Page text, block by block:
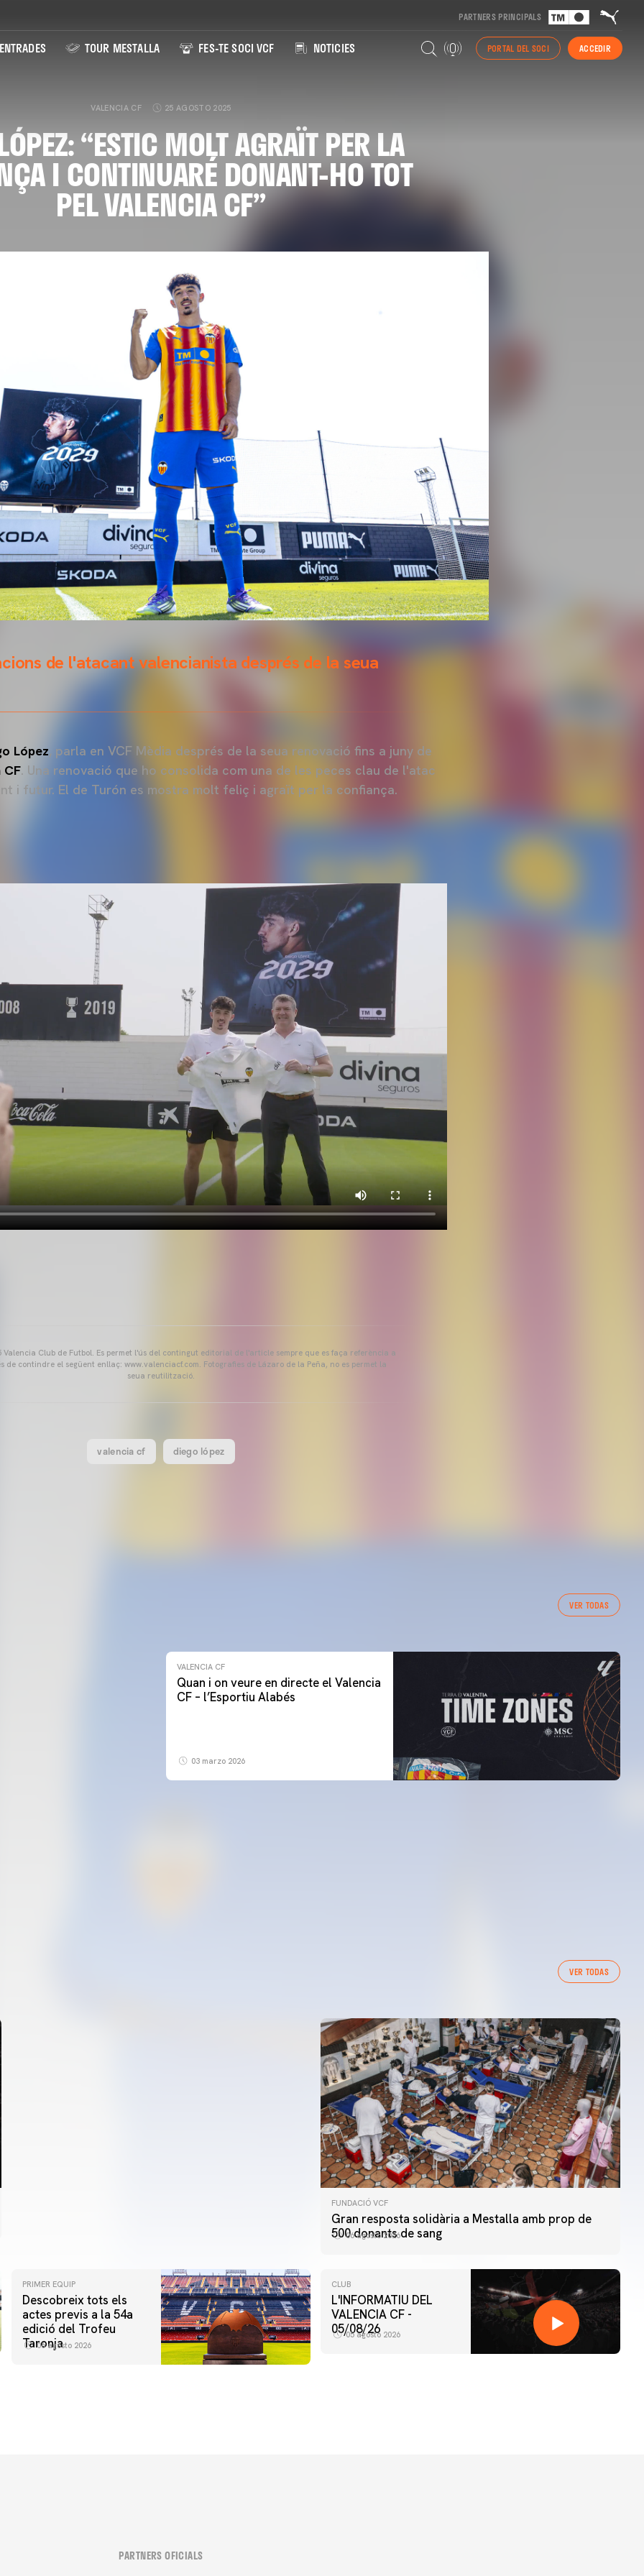
PARTNERS PRINCIPALS
ENTRADES TOUR MESTALLA FES-TE SOCI VCF NOTICIES PORTAL DEL SOCI ACCEDIR
VALENCIA CF 25 AGOSTO 2025
“ESTIC MOLT AGRAÏT PER LA
I CONTINUARÉ DONANT-HO TOT
PEL VALENCIA CF”
de l'atacant valencianista després de la seua
López, parla en VCF Mèdia després de la seua renovació fins a juny de
CF. Una renovació que ho consolida com una de les peces clau de l'atac
i futur. El de Turón es mostra molt feliç i agraït per la confiança.
Valencia Club de Futbol. Es permet l'ús del contingut editorial de l'article sempre que es faça referència a
de contindre el següent enllaç: www.valenciacf.com. Fotografies de Lázaro de la Peña, no es permet la
seua reutilització.
valencia cf diego lópez
VER TODAS
VALENCIA CF
Quan i on veure en directe el Valencia
CF – l’Esportiu Alabés
03 marzo 2026
VER TODAS
FUNDACIÓ VCF
Gran resposta solidària a Mestalla amb prop de
500 donants de sang
06 agosto 2026
PRIMER EQUIP
Descobreix tots els
actes previs a la 54a
edició del Trofeu
Taronja
06 agosto 2026
CLUB
L'INFORMATIU DEL
VALENCIA CF -
05/08/26
05 agosto 2026
PARTNERS OFICIALS